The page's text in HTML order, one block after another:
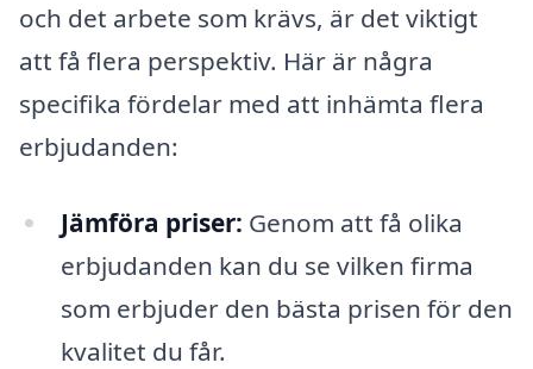
och det arbete som krävs, är det viktigt
att få flera perspektiv. Här är några
specifika fördelar med att inhämta flera
erbjudanden:
Jämföra priser: Genom att få olika
erbjudanden kan du se vilken firma
som erbjuder den bästa prisen för den
kvalitet du får.